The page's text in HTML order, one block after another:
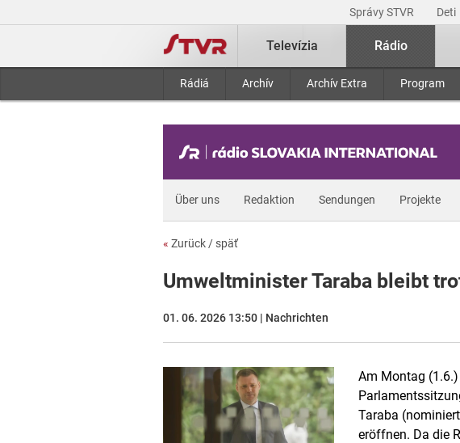
Správy STVR Deti
Televízia Rádio
Rádiá Archív Archív Extra Program
Über uns Redaktion Sendungen Projekte
« Zurück / späť
Umweltminister Taraba bleibt
01. 06. 2026 13:50 | Nachrichten
Am Montag
Taraba
eröffnen. Da die